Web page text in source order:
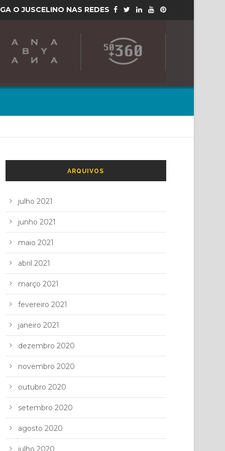
O JUSCELINO NAS REDES
ARQUIVOS
julho 2021
junho 2021
maio 2021
abril 2021
março 2021
fevereiro 2021
janeiro 2021
dezembro 2020
novembro 2020
outubro 2020
setembro 2020
agosto 2020
julho 2020